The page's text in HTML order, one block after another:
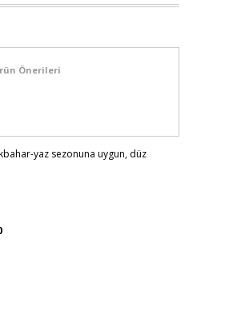
Önerileri
yaz sezonuna uygun, düz